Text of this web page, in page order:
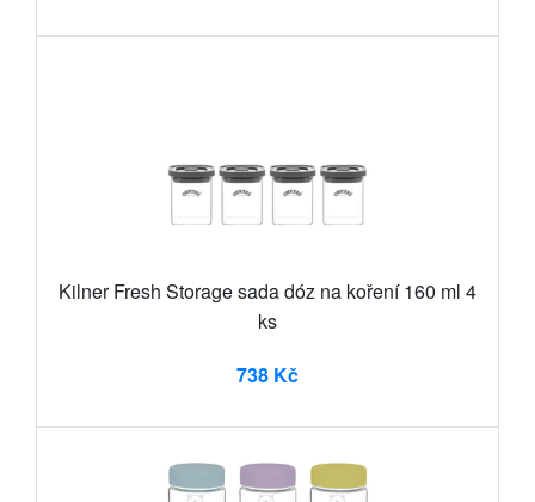
Kilner Fresh Storage sada dóz na koření 160 ml 4
ks
738 Kč